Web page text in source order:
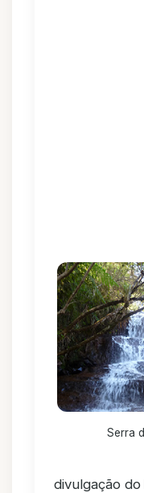
Serra
divulgação do